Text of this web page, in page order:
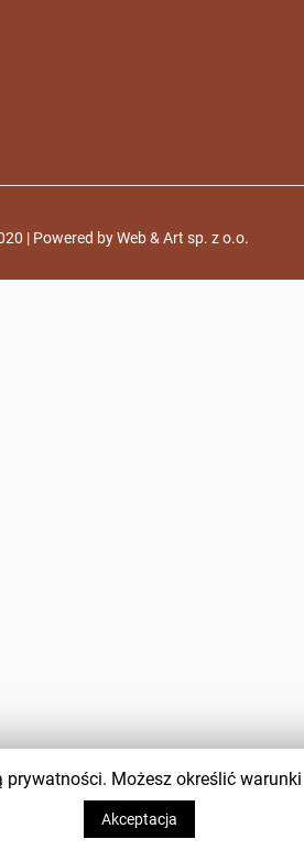
| Powered byWeb & Art sp. z o.o.
Możesz określić
Akceptacja